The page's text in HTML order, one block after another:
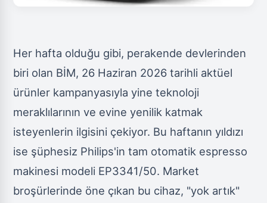
Her hafta olduğu gibi, perakende devlerinden
biri olan BİM, 26 Haziran 2026 tarihli aktüel
ürünler kampanyasıyla yine teknoloji
meraklılarının ve evine yenilik katmak
isteyenlerin ilgisini çekiyor. Bu haftanın yıldızı
ise şüphesiz Philips'in tam otomatik espresso
makinesi modeli EP3341/50. Market
broşürlerinde öne çıkan bu cihaz, "yok artık"